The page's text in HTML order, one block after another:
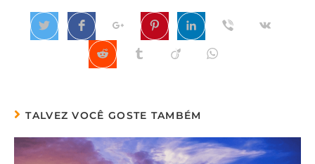
TALVEZ VOCÊ GOSTE TAMBÉM